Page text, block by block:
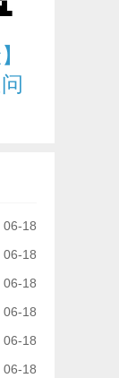
06-18
06-18
06-18
06-18
06-18
06-18